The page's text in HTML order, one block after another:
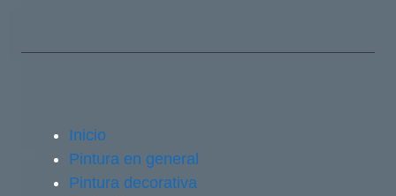
Inicio
Pintura en general
Pintura decorativa